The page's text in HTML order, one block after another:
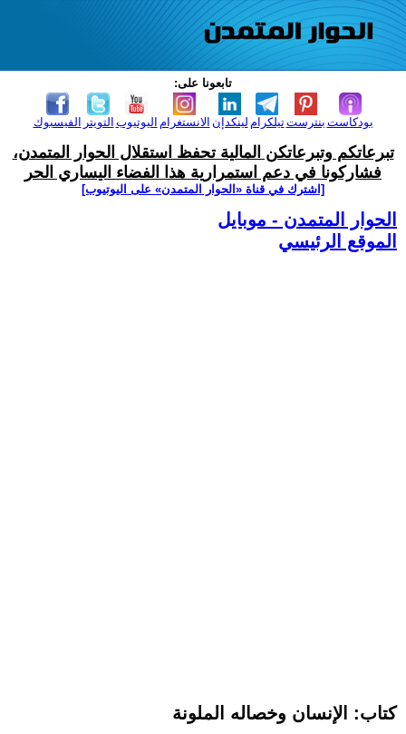
تابعونا على:
الفيسبوك التويتر اليوتيوب الانستغرام لينكدإن تيلكرامبنترست بودكاست
تبرعاتكم وتبرعاتكن المالية تحفظ استقلال الحوار المتمدن،
فشاركونا في دعم استمرارية هذا الفضاء اليساري الحر
[اشترك في قناة ‫«الحوار المتمدن» على اليوتيوب]
الحوار المتمدن - موبايل
الموقع الرئيسي
كتاب: الإنسان وخصاله الملونة